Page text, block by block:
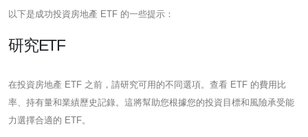
以下是成功投資房地產 ETF 的一些提示：
研究ETF
在投資房地產 ETF 之前，請研究可用的不同選項。查看 ETF 的費用比
率、持有量和業績歷史記錄。這將幫助您根據您的投資目標和風險承受能
力選擇合適的 ETF。